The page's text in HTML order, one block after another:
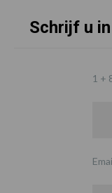
Schrijf u
1 +